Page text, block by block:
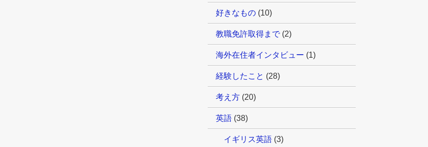
好きなもの (10)
教職免許取得まで(2)
海外在住者インタビュー (1)
経験したこと (28)
考え方 (20)
英語 (38)
イギリス英語 (3)